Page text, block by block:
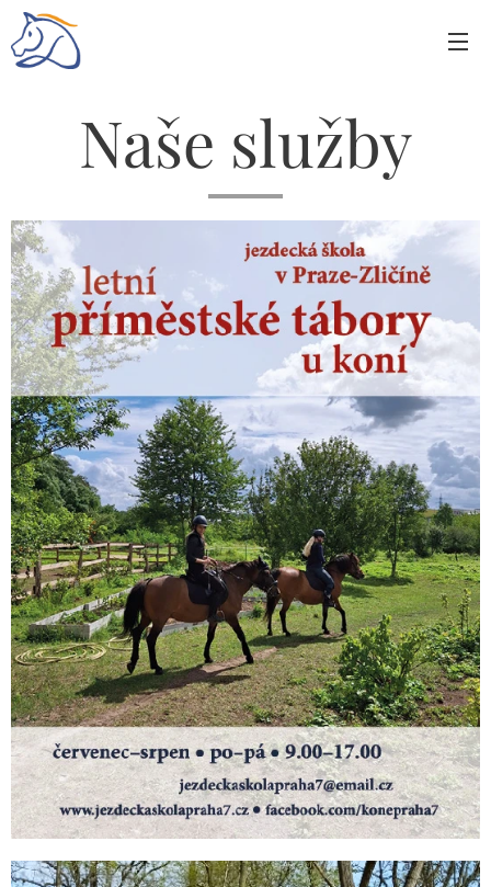
Naše služby